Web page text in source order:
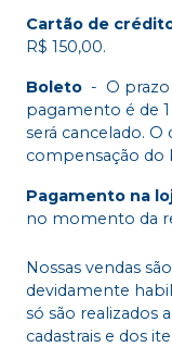
Cartão de
R$ 150,00.
Boleto - O
pagamento é de
será cancelado.
compensação do
Pagamento na
no momento da
Nossas vendas
devidamente
só são realizados
cadastrais e dos